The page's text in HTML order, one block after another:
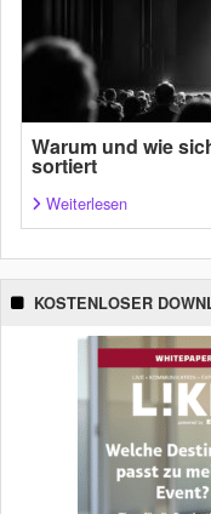
Warum und wie
sortiert
Weiterlesen
KOSTENLOSER